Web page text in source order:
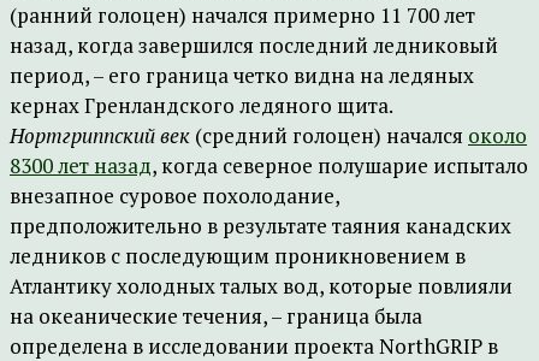
(ранний голоцен) начался примерно 11 700 лет
назад, когда завершился последний ледниковый
период, – его граница четко видна на ледяных
кернах Гренландского ледяного щита.
Нортгриппский век (средний голоцен) начался около
8300 лет назад, когда северное полушарие испытало
внезапное суровое похолодание,
предположительно в результате таяния канадских
ледников с последующим проникновением в
Атлантику холодных талых вод, которые повлияли
на океанические течения, – граница была
определена в исследовании проекта NorthGRIP в